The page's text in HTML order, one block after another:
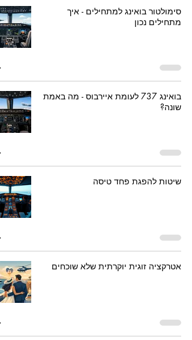
סימולטור בואינג למתחילים - איך
מתחילים נכון
בואינג 737 לעומת איירבוס - מה באמת
שונה?
שיטות להפגת פחד טיסה
אטרקציה זוגית יוקרתית שלא שוכחים